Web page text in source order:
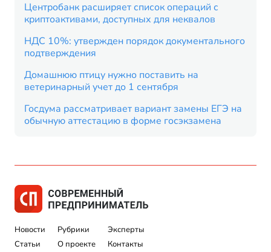
Центробанк расширяет список операций с
криптоактивами, доступных для неквалов
НДС 10%: утвержден порядок документального
подтверждения
Домашнюю птицу нужно поставить на
ветеринарный учет до 1 сентября
Госдума рассматривает вариант замены ЕГЭ на
обычную аттестацию в форме госэкзамена
Новости
Статьи
Рубрики
О проекте
Эксперты
Контакты